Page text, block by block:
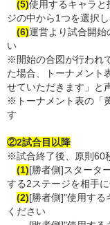
(5)使用するキャラと
ジの中から1つを選択
(6)運営より試合開始
い
※開始の合図が行われ
た場合、トーナメント
せていただきます」と
※トーナメント表の「
す
②2試合目以降
※試合終了後、原則60
(1)[勝者側]スタータ
する2ステージを相手
(2)[勝者側]"使用する
ください